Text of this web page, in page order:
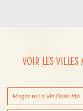
Voir les villes
Magasins La Vie Claire Afa